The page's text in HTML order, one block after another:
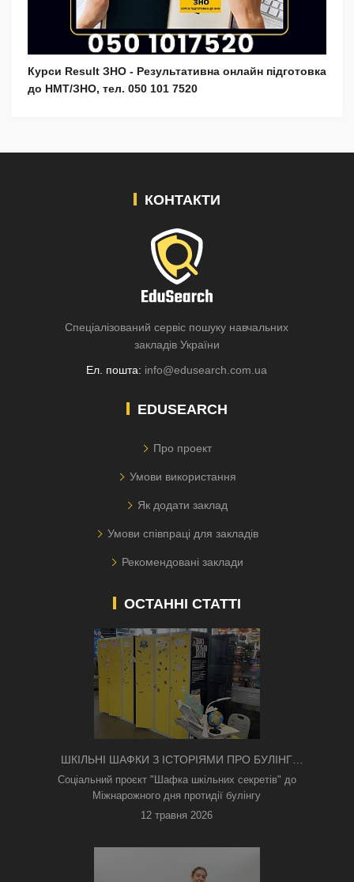
Курси Result ЗНО - Результативна онлайн підготовка
до НМТ/ЗНО, тел. 050 101 7520
КОНТАКТИ
Спеціалізований сервіс пошуку навчальних
закладів України
Ел. пошта: info@edusearch.com.ua
EDUSEARCH
Про проект
Умови використання
Як додати заклад
Умови співпраці для закладів
Рекомендовані заклади
ОСТАННІ СТАТТІ
ШКІЛЬНІ ШАФКИ З ІСТОРІЯМИ ПРО БУЛІНГ
З'ЯВИЛИСЯ В КИЄВІ
Соціальний проєкт "Шафка шкільних секретів" до
Міжнарожного дня протидії булінгу
12 травня 2026